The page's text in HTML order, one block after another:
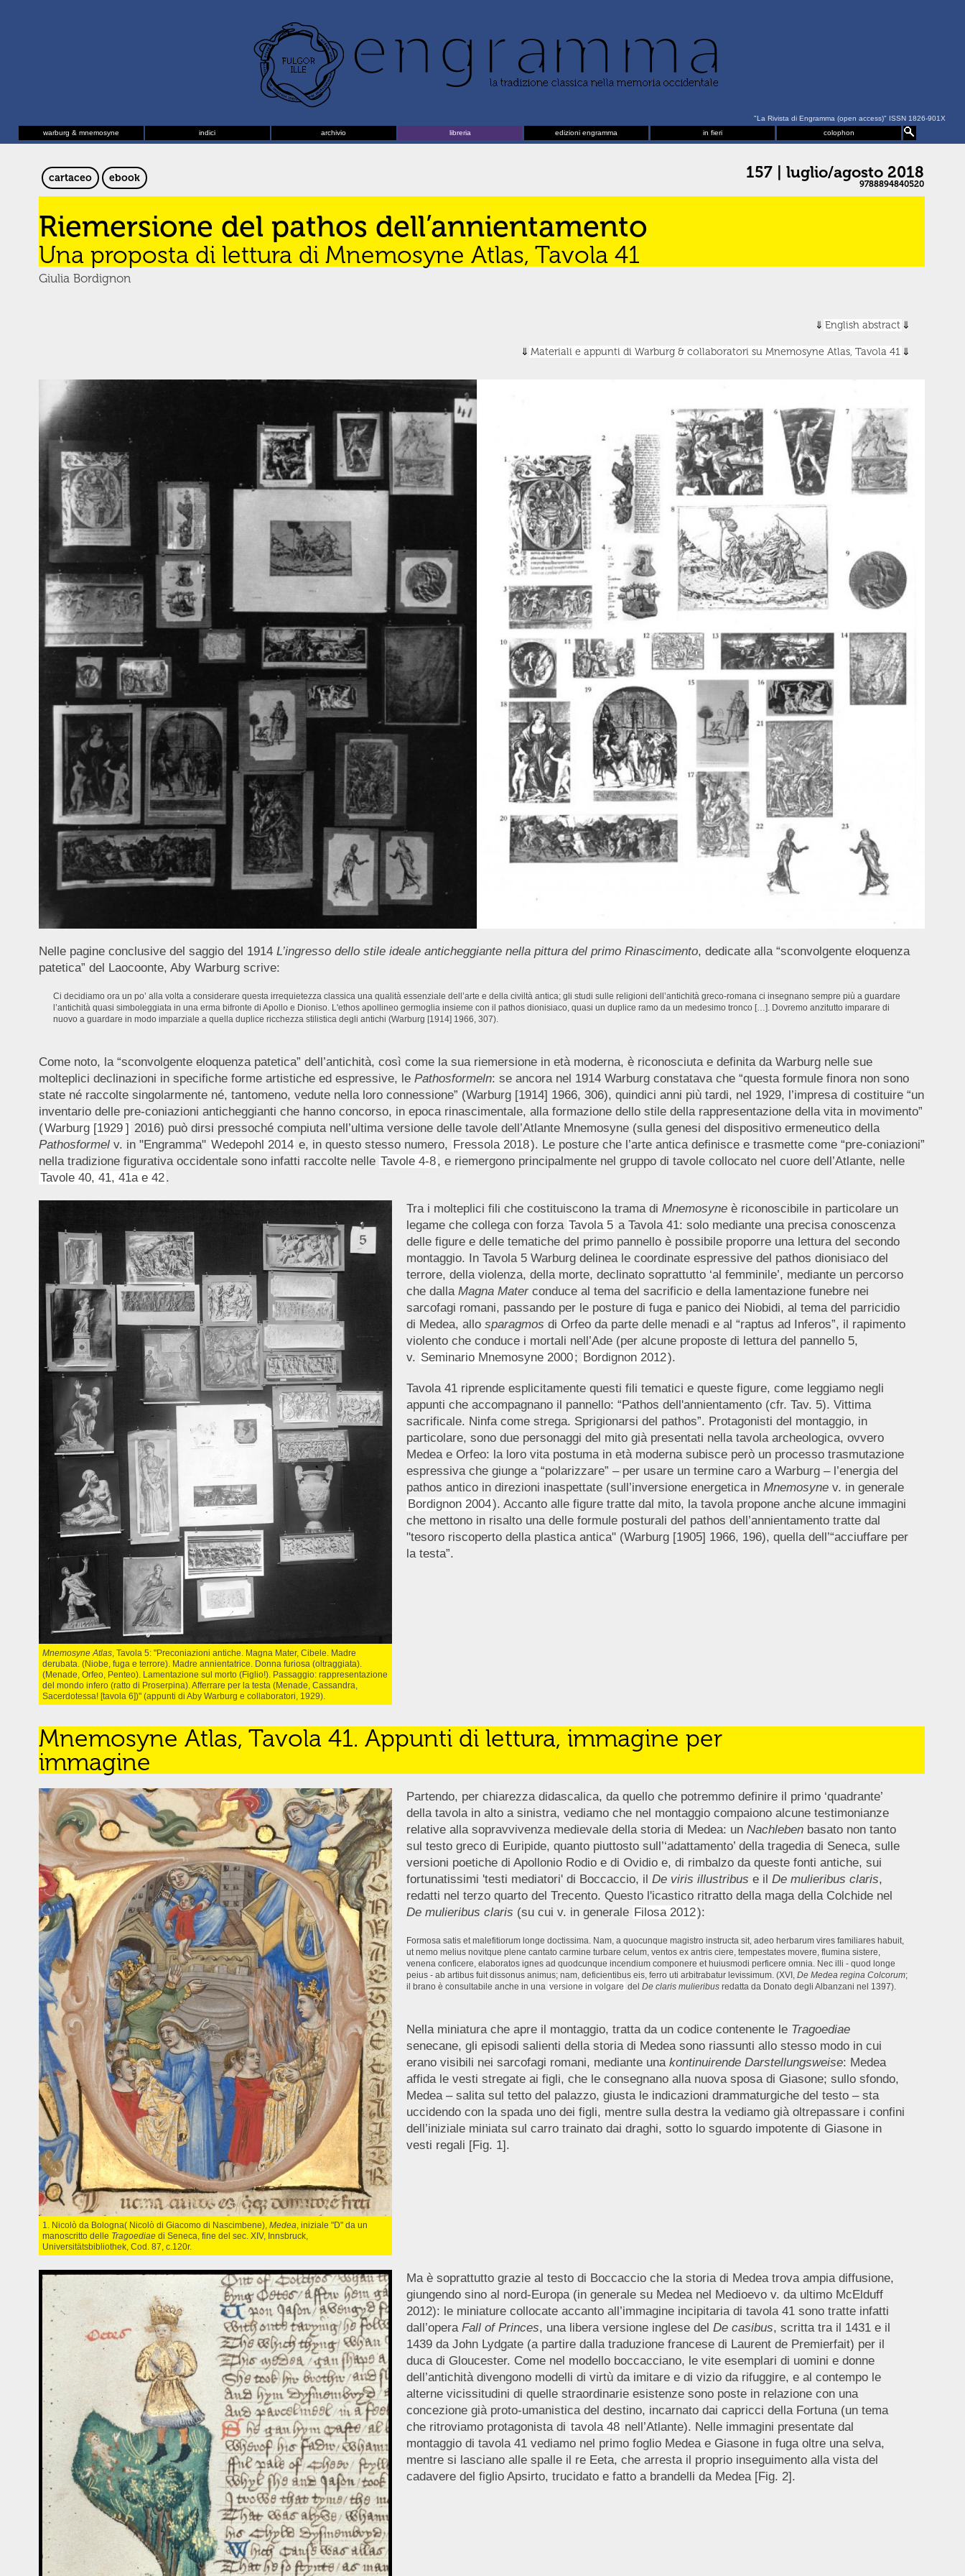
"La Rivista di Engramma (open access)" ISSN 1826-901X
warburg & mnemosyne
indici archivio libreria edizioni engramma in fieri colophon
cartaceo ebook 157 | luglio/agosto 2018
9788894840520
Riemersione del pathos dell’annientamento
Una proposta di lettura di Mnemosyne Atlas, Tavola 41
Giulia Bordignon
English abstract
Materiali e appunti di Warburg & collaboratori su Mnemosyne Atlas, Tavola 41
Nelle pagine conclusive del saggio del 1914 L’ingresso dello stile ideale anticheggiante nella pittura del primo Rinascimento, dedicate alla “sconvolgente eloquenza
patetica” del Laocoonte, Aby Warburg scrive:
Ci decidiamo ora un po’ alla volta a considerare questa irrequietezza classica una qualità essenziale dell’arte e della civiltà antica; gli studi sulle religioni dell’antichità greco-romana ci insegnano sempre più a guardare
l’antichità quasi simboleggiata in una erma bifronte di Apollo e Dioniso. L'ethos apollineo germoglia insieme con il pathos dionisiaco, quasi un duplice ramo da un medesimo tronco […]. Dovremo anzitutto imparare di
nuovo a guardare in modo imparziale a quella duplice ricchezza stilistica degli antichi (Warburg [1914] 1966, 307).
Come noto, la “sconvolgente eloquenza patetica” dell’antichità, così come la sua riemersione in età moderna, è riconosciuta e definita da Warburg nelle sue
molteplici declinazioni in specifiche forme artistiche ed espressive, le Pathosformeln: se ancora nel 1914 Warburg constatava che “questa formule finora non sono
state né raccolte singolarmente né, tantomeno, vedute nella loro connessione” (Warburg [1914] 1966, 306), quindici anni più tardi, nel 1929, l’impresa di costituire “un
inventario delle pre-coniazioni anticheggianti che hanno concorso, in epoca rinascimentale, alla formazione dello stile della rappresentazione della vita in movimento”
(Warburg [1929 ] 2016) può dirsi pressoché compiuta nell’ultima versione delle tavole dell’Atlante Mnemosyne (sulla genesi del dispositivo ermeneutico della
Pathosformel v. in "Engramma" Wedepohl 2014 e, in questo stesso numero, Fressola 2018). Le posture che l’arte antica definisce e trasmette come “pre-coniazioni”
nella tradizione figurativa occidentale sono infatti raccolte nelle Tavole 4-8, e riemergono principalmente nel gruppo di tavole collocato nel cuore dell’Atlante, nelle
Tavole 40, 41, 41a e 42.
Mnemosyne Atlas, Tavola 5: "Preconiazioni antiche. Magna Mater, Cibele. Madre
derubata. (Niobe, fuga e terrore). Madre annientatrice. Donna furiosa (oltraggiata).
(Menade, Orfeo, Penteo). Lamentazione sul morto (Figlio!). Passaggio: rappresentazione
del mondo infero (ratto di Proserpina). Afferrare per la testa (Menade, Cassandra,
Sacerdotessa! [tavola 6])" (appunti di Aby Warburg e collaboratori, 1929).
Tra i molteplici fili che costituiscono la trama di Mnemosyneè riconoscibile in particolare un
legame che collega con forza Tavola 5 a Tavola 41: solo mediante una precisa conoscenza
delle figure e delle tematiche del primo pannello è possibile proporre una lettura del secondo
montaggio. In Tavola 5 Warburg delinea le coordinate espressive del pathos dionisiaco del
terrore, della violenza, della morte, declinato soprattutto ‘al femminile’, mediante un percorso
che dalla Magna Materconduce al tema del sacrificio e della lamentazione funebre nei
sarcofagi romani, passando per le posture di fuga e panico dei Niobidi, al tema del parricidio
di Medea, allo sparagmos di Orfeo da parte delle menadi e al “raptus ad Inferos”, il rapimento
violento che conduce i mortali nell’Ade (per alcune proposte di lettura del pannello 5,
v. Seminario Mnemosyne 2000; Bordignon 2012).
Tavola 41 riprende esplicitamente questi fili tematici e queste figure, come leggiamo negli
appunti che accompagnano il pannello: “Pathos dell'annientamento (cfr. Tav. 5). Vittima
sacrificale. Ninfa come strega. Sprigionarsi del pathos”. Protagonisti del montaggio, in
particolare, sono due personaggi del mito già presentati nella tavola archeologica, ovvero
Medea e Orfeo: la loro vita postuma in età moderna subisce però un processo trasmutazione
espressiva che giunge a “polarizzare” – per usare un termine caro a Warburg – l’energia del
pathos antico in direzioni inaspettate (sull’inversione energetica in Mnemosyne v. in generale
Bordignon 2004). Accanto alle figure tratte dal mito, la tavola propone anche alcune immagini
che mettono in risalto una delle formule posturali del pathos dell’annientamento tratte dal
"tesoro riscoperto della plastica antica" (Warburg [1905] 1966, 196), quella dell’“acciuffare per
la testa”.
Mnemosyne Atlas, Tavola 41. Appunti di lettura, immagine per
immagine
1. Nicolò da Bologna( Nicolò di Giacomo di Nascimbene), Medea , iniziale "D" da un
manoscritto delle Tragoediae di Seneca, fine del sec. XIV, Innsbruck,
Universitätsbibliothek, Cod. 87, c.120r.
Partendo, per chiarezza didascalica, da quello che potremmo definire il primo ‘quadrante’
della tavola in alto a sinistra, vediamo che nel montaggio compaiono alcune testimonianze
relative alla sopravvivenza medievale della storia di Medea: un Nachlebenbasato non tanto
sul testo greco di Euripide, quanto piuttosto sull’‘adattamento’ della tragedia di Seneca, sulle
versioni poetiche di Apollonio Rodio e di Ovidio e, di rimbalzo da queste fonti antiche, sui
fortunatissimi 'testi mediatori' di Boccaccio, il De viris illustribus e il De mulieribus claris,
redatti nel terzo quarto del Trecento. Questo l'icastico ritratto della maga della Colchide nel
De mulieribus claris (su cui v. in generale Filosa 2012):
Formosa satis et malefitiorum longe doctissima. Nam, a quocunque magistro instructa sit, adeo herbarum vires familiares habuit,
ut nemo melius novitque plene cantato carmine turbare celum, ventos ex antris ciere, tempestates movere, flumina sistere,
venena conficere, elaboratos ignes ad quodcunque incendium componere et huiusmodi perficere omnia. Nec illi - quod longe
peius - ab artibus fuit dissonus animus; nam, deficientibus eis, ferro uti arbitrabatur levissimum. (XVI, De Medea regina Colcorum;
il brano è consultabile anche in una versione in volgare del De claris mulieribusredatta da Donato degli Albanzani nel 1397).
Nella miniatura che apre il montaggio, tratta da un codice contenente le Tragoediae
senecane, gli episodi salienti della storia di Medea sono riassunti allo stesso modo in cui
erano visibili nei sarcofagi romani, mediante una kontinuirende Darstellungsweise: Medea
affida le vesti stregate ai figli, che le consegnano alla nuova sposa di Giasone; sullo sfondo,
Medea – salita sul tetto del palazzo, giusta le indicazioni drammaturgiche del testo – sta
uccidendo con la spada uno dei figli, mentre sulla destra la vediamo già oltrepassare i confini
dell’iniziale miniata sul carro trainato dai draghi, sotto lo sguardo impotente di Giasone in
vesti regali [Fig. 1].
Ma è soprattutto grazie al testo di Boccaccio che la storia di Medea trova ampia diffusione,
giungendo sino al nord-Europa (in generale su Medea nel Medioevo v. da ultimo McElduff
2012): le miniature collocate accanto all’immagine incipitaria di tavola 41 sono tratte infatti
dall’opera Fall of Princes, una libera versione inglese del De casibus, scritta tra il 1431 e il
1439 da John Lydgate (a partire dalla traduzione francese di Laurent de Premierfait) per il
duca di Gloucester. Come nel modello boccacciano, le vite esemplari di uomini e donne
dell’antichità divengono modelli di virtù da imitare e di vizio da rifuggire, e al contempo le
alterne vicissitudini di quelle straordinarie esistenze sono poste in relazione con una
concezione già proto-umanistica del destino, incarnato dai capricci della Fortuna (un tema
che ritroviamo protagonista di tavola 48 nell’Atlante). Nelle immagini presentate dal
montaggio di tavola 41 vediamo nel primo foglio Medea e Giasone in fuga oltre una selva,
mentre si lasciano alle spalle il re Eeta, che arresta il proprio inseguimento alla vista del
cadavere del figlio Apsirto, trucidato e fatto a brandelli da Medea [Fig. 2].